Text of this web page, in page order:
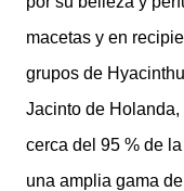
macetas y en
grupos de
Jacinto de
cerca del 95 % de
una amplia gama